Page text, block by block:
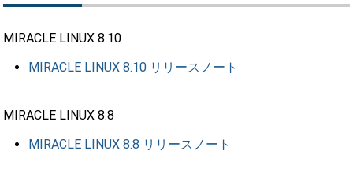
MIRACLE LINUX 8.10
MIRACLE LINUX 8.10 リリースノート
MIRACLE LINUX 8.8
MIRACLE LINUX 8.8 リリースノート